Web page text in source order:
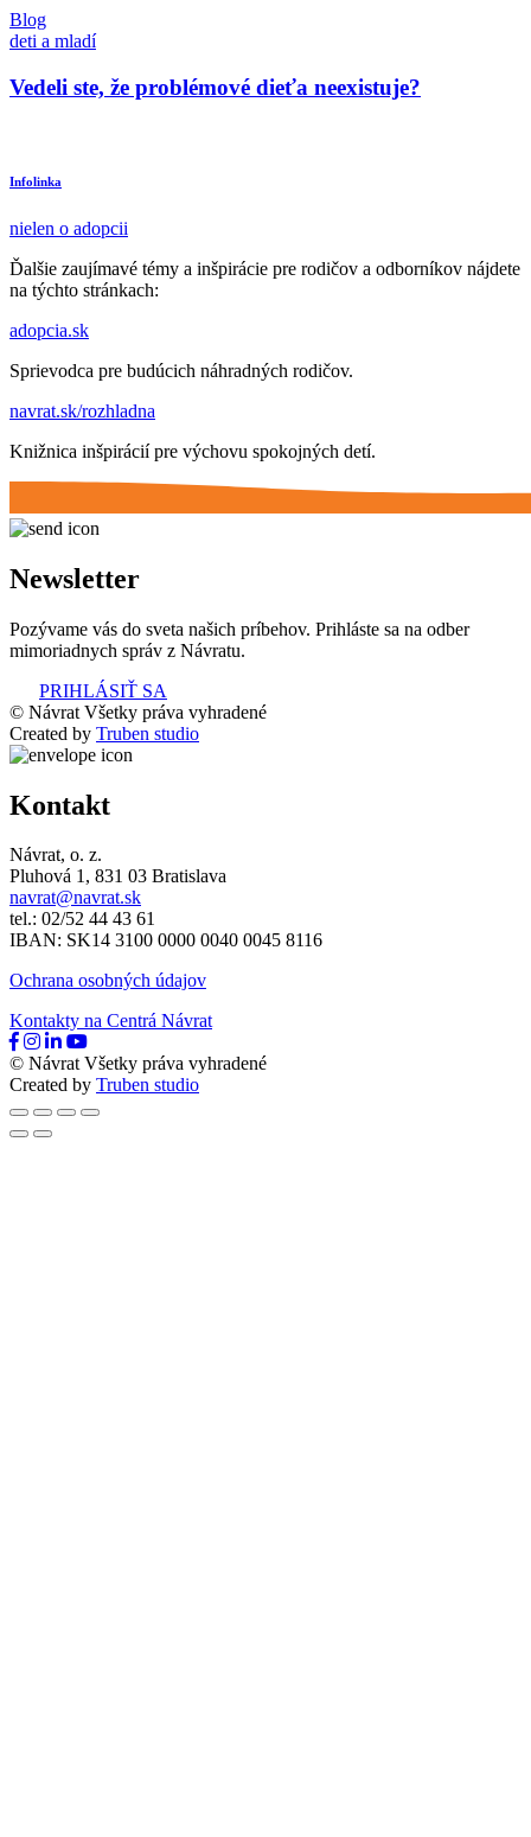
Blog
deti a mladí
Vedeli ste, že problémové dieťa neexistuje?
Infolinka
nielen o adopcii
Ďalšie zaujímavé témy a inšpirácie pre rodičov a odborníkov nájdete
na týchto stránkach:
adopcia.sk
Sprievodca pre budúcich náhradných rodičov.
navrat.sk/rozhladna
Knižnica inšpirácií pre výchovu spokojných detí.
Newsletter
Pozývame vás do sveta našich príbehov. Prihláste sa na odber
mimoriadnych správ z Návratu.
PRIHLÁSIŤ SA
© Návrat Všetky práva vyhradené
Created by Truben studio
Kontakt
Návrat, o. z.
Pluhová 1, 831 03 Bratislava
navrat@navrat.sk
tel.: 02/52 44 43 61
IBAN: SK14 3100 0000 0040 0045 8116
Ochrana osobných údajov
Kontakty na Centrá Návrat
© Návrat Všetky práva vyhradené
Created by Truben studio